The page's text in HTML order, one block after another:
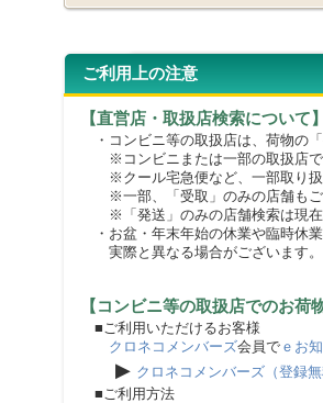
ご利用上の注意
【直営店・取扱店検索について】
・コンビニ等の取扱店は、荷物の
※コンビニまたは一部の取扱店で
※クール宅急便など、一部取り扱
※一部、「受取」のみの店舗もご
※「発送」のみの店舗検索は現在
・お盆・年末年始の休業や臨時休
実際と異なる場合がございます。
【コンビニ等の取扱店でのお
■ご利用いただけるお客様
クロネコメンバーズ会員で ｅお
▶ クロネコメンバーズ（登録無
■ご利用方法